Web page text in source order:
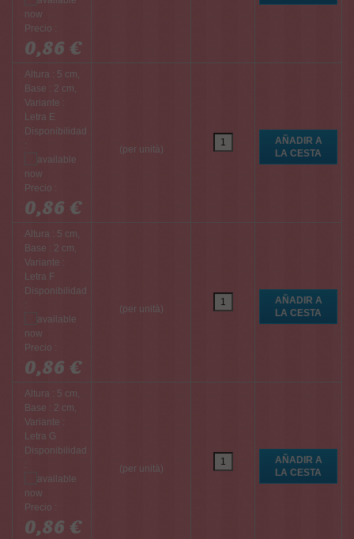
Precio :
0,86 €
Altura : 5 cm,
Base : 2 cm,
Variante :
Letra E
Disponibilidad
:
Precio :
0,86 €
(per unità)
Altura : 5 cm,
Base : 2 cm,
Variante :
Letra F
Disponibilidad
:
Precio :
0,86 €
(per unità)
Altura : 5 cm,
Base : 2 cm,
Variante :
Letra G
Disponibilidad
:
Precio :
0,86 €
(per unità)